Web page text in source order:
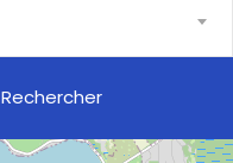
Rechercher